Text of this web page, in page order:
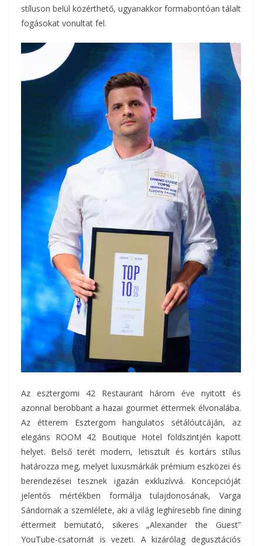
stíluson belül közérthető, ugyanakkor formabontóan tálalt
fogásokat vonultat fel.
Az esztergomi 42 Restaurant három éve nyitott és
azonnal berobbant a hazai gourmet éttermek élvonalába.
Az étterem Esztergom hangulatos sétálóutcáján, az
elegáns ROOM 42 Boutique Hotel földszintjén kapott
helyet. Belső terét modern, letisztult és kortárs stílus
határozza meg, melyet luxusmárkák prémium eszközei és
berendezései tesznek igazán exkluzívvá. Koncepcióját
jelentős mértékben formálja tulajdonosának, Varga
Sándornak a szemlélete, aki a világ leghíresebb fine dining
éttermeit bemutató, sikeres „Alexander the Guest”
YouTube-csatornát is vezeti. A kizárólag degusztációs